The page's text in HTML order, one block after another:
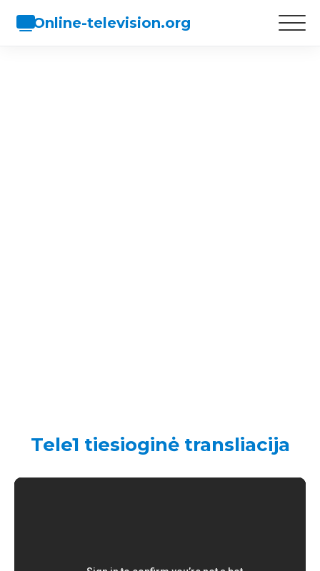
Online-television.org
Tele1 tiesioginė transliacija